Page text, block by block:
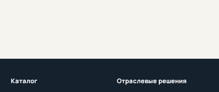
Каталог
Отраслевые решения